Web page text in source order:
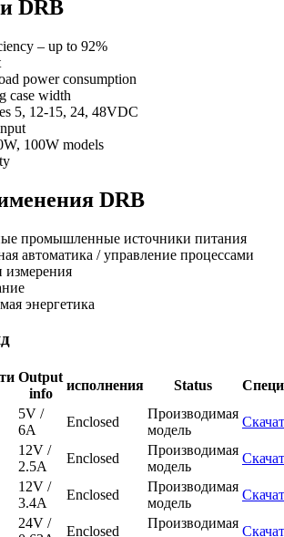
DRB
– up to 92%
power consumption
case width
5, 12-15, 24, 48VDC
100W models
DRB
промышленные источники питания
автоматика / управление процессами
энергетика
Output
info
исполнения Status
5V /
6A
Enclosed
Производимая
модель
12V /
2.5A
Enclosed
Производимая
модель
12V /
3.4A
Enclosed
Производимая
модель
24V /
Enclosed
Производимая